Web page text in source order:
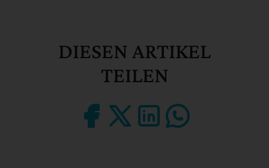
DIESEN ARTIKEL
TEILEN